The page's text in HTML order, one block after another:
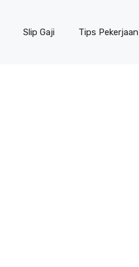
Slip Gaji Tips Pekerjaan